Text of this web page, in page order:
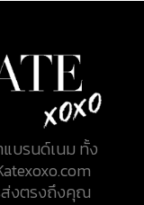
บรนด์เนม ทั้ง
ส่งตรงถึงคุณ